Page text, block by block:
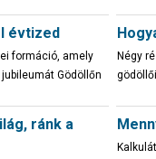
évtized
formáció, amely
Gödöllőn
Négy
ránk a